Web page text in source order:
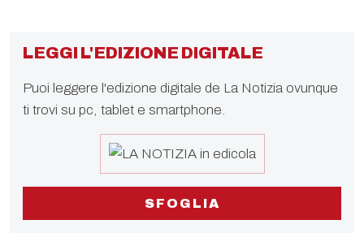
LEGGI L'EDIZIONE DIGITALE
Puoi leggere l'edizione digitale de La Notizia ovunque
ti trovi su pc, tablet e smartphone.
SFOGLIA